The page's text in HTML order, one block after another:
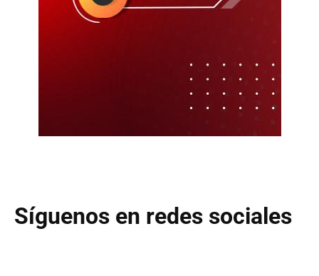
Síguenos en redes sociales